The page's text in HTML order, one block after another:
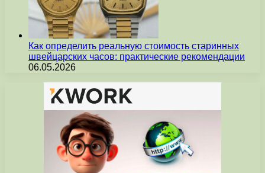
Как определить реальную стоимость старинных
швейцарских часов: практические рекомендации
06.05.2026